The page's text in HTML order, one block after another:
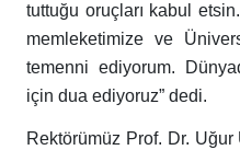
tuttuğu oruçları kabul
memleketimize ve
temenni ediyorum.
için dua ediyoruz” dedi.
Rektörümüz Prof. Dr. Uğur